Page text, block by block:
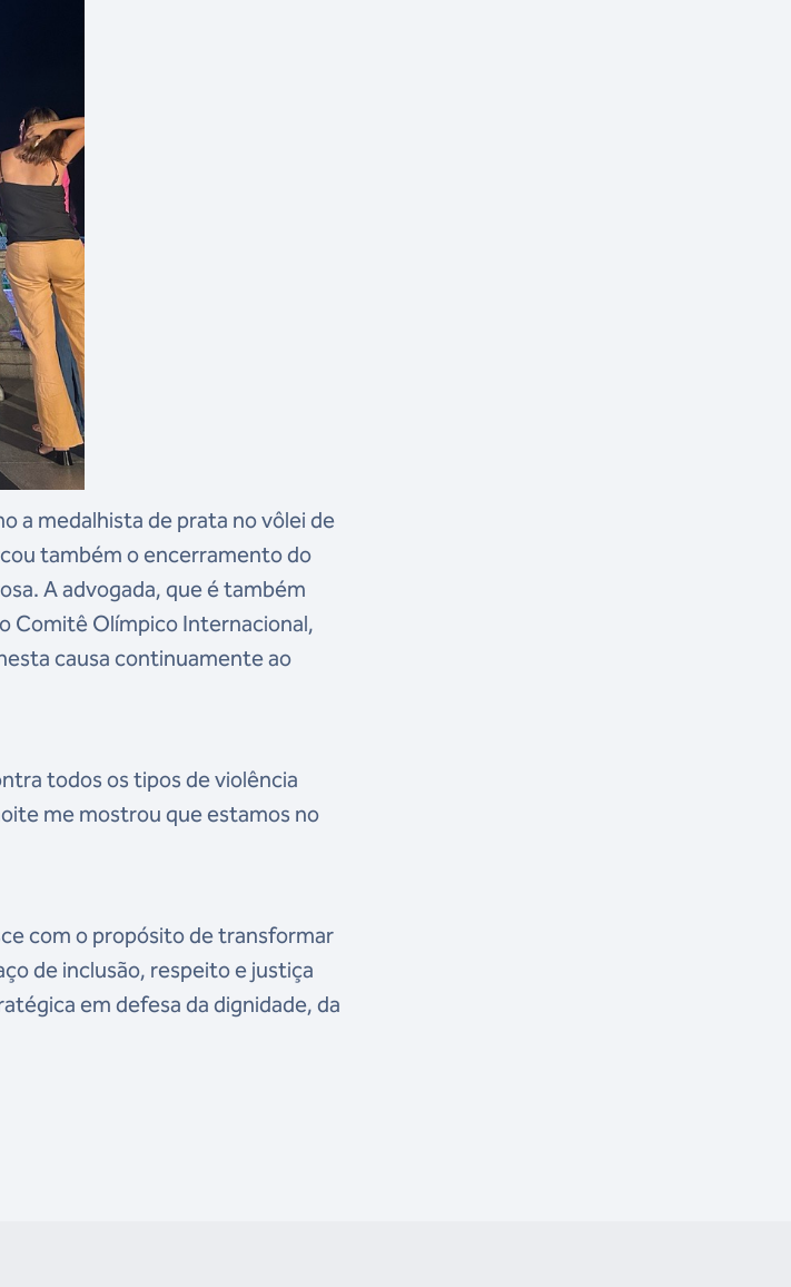
a medalhista de prata no vôlei de
também o encerramento do
A advogada, que é também
Comitê Olímpico Internacional,
causa continuamente ao
todos os tipos de violência
me mostrou que estamos no
com o propósito de transformar
de inclusão, respeito e justiça
em defesa da dignidade, da